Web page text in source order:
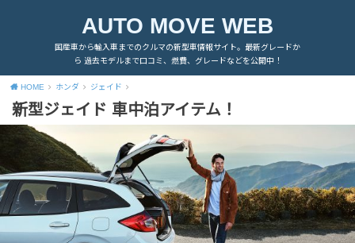
AUTO MOVE WEB
国産車から輸入車までのクルマの新型車情報サイト。最新グレードか
ら 過去モデルまで口コミ、燃費、グレードなどを公開中！
HOME ホンダ ジェイド
新型ジェイド 車中泊アイテム！